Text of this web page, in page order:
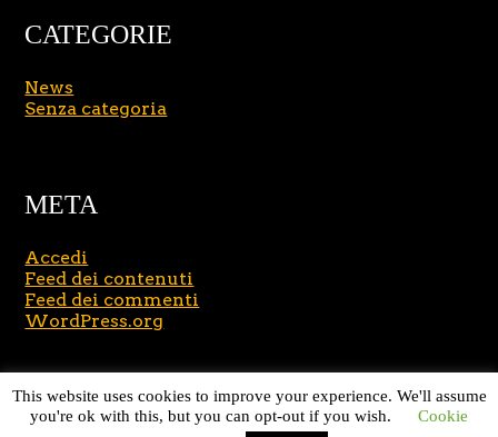
CATEGORIE
News
Senza categoria
META
Accedi
Feed dei contenuti
Feed dei commenti
WordPress.org
Copyright © 2026 Massimo Brusasco
. All Rights
Reserved.Journal Lite by Slocum Studio
This website uses cookies to improve your experience. We'll assume
you're ok with this, but you can opt-out if you wish.
Cookie